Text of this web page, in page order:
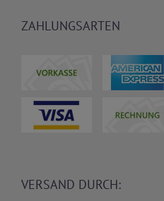
ZAHLUNGSARTEN
VERSAND DURCH: